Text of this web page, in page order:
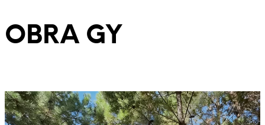
OBRA GY